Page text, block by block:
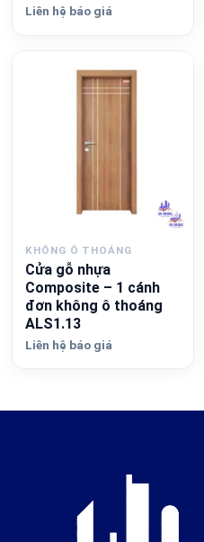
Liên hệ báo giá
KHÔNG Ô THOÁNG
Cửa gỗ nhựa
Composite – 1 cánh
đơn không ô thoáng
ALS1.13
Liên hệ báo giá